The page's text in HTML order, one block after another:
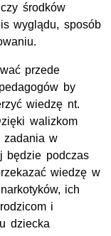
środków
wyglądu, sposób
przede
by
wiedzę nt.
walizkom
zadania w
będzie podczas
wiedzę w
ich
i
dziecka